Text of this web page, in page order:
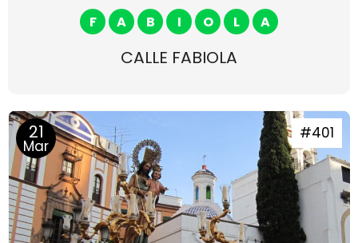
F A B I O L A
CALLE FABIOLA
21
Mar
#401